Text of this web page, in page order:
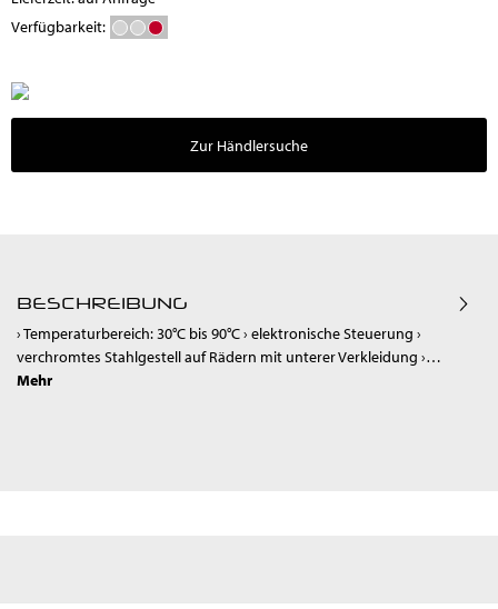
Verfügbarkeit:
Zur Händlersuche
BESCHREIBUNG
› Temperaturbereich: 30°C bis 90°C › elektronische Steuerung ›
verchromtes Stahlgestell auf Rädern mit unterer Verkleidung ›…
Mehr